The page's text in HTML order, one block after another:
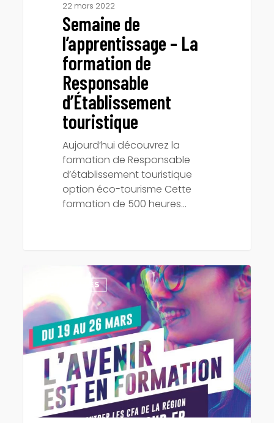
22 mars 2022
Semaine de
l’apprentissage – La
formation de
Responsable
d’Établissement
touristique
Aujourd’hui découvrez la
formation de Responsable
d’établissement touristique
option éco-tourisme Cette
formation de 500 heures…
l’apprentissage
–
Bienvenue
à
l’IRFEDD
ACTUALITÉS